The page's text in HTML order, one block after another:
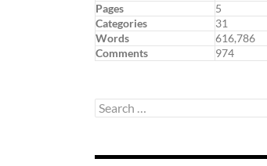
Pages
5
Categories
31
Words
616,786
Comments
974
Search
for: